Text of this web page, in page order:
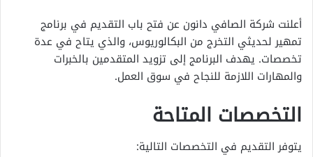
أعلنت شركة الصافي دانون عن فتح باب التقديم في برنامج
تمهير لحديثي التخرج من البكالوريوس، والذي يتاح في عدة
تخصصات. يهدف البرنامج إلى تزويد المتقدمين بالخبرات
والمهارات اللازمة للنجاح في سوق العمل.
التخصصات المتاحة
يتوفر التقديم في التخصصات التالية: